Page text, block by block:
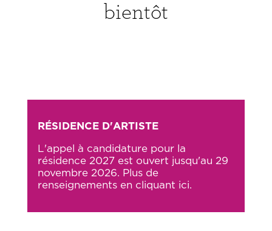
bientôt
RÉSIDENCE D'ARTISTE
L'appel à candidature pour la
résidence 2027 est ouvert jusqu'au 29
novembre 2026. Plus de
renseignements en cliquant ici.